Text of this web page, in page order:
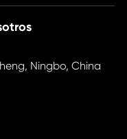
Ningbo, China